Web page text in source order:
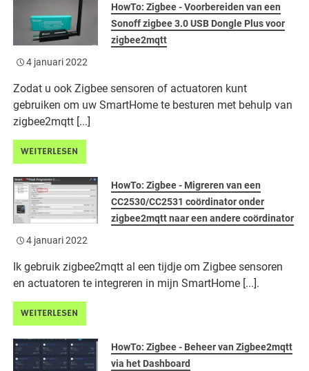
HowTo: Zigbee - Voorbereiden van een
Sonoff zigbee 3.0 USB Dongle Plus voor
zigbee2mqtt
4 januari 2022
Zodat u ook Zigbee sensoren of actuatoren kunt
gebruiken om uw SmartHome te besturen met behulp van
zigbee2mqtt [...]
WEITERLESEN
HowTo: Zigbee - Migreren van een
CC2530/CC2531 coördinator onder
zigbee2mqtt naar een andere coördinator
4 januari 2022
Ik gebruik zigbee2mqtt al een tijdje om Zigbee sensoren
en actuatoren te integreren in mijn SmartHome [...].
WEITERLESEN
HowTo: Zigbee - Beheer van Zigbee2mqtt
via het Dashboard